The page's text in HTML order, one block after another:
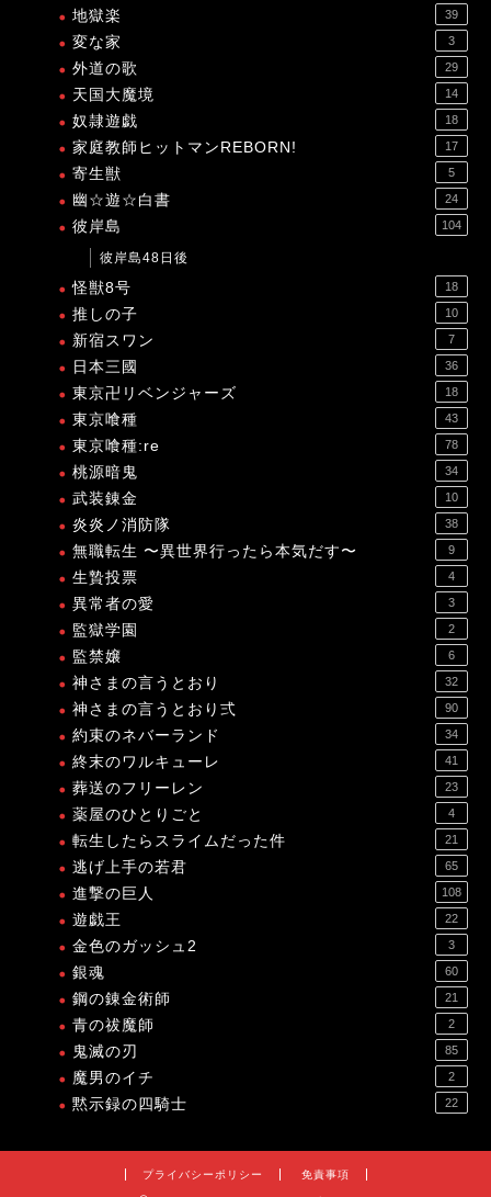
地獄楽 39
変な家 3
外道の歌 29
天国大魔境 14
奴隷遊戯 18
家庭教師ヒットマンREBORN! 17
寄生獣 5
幽☆遊☆白書 24
彼岸島 104
彼岸島48日後
怪獣8号 18
推しの子 10
新宿スワン 7
日本三國 36
東京卍リベンジャーズ 18
東京喰種 43
東京喰種:re 78
桃源暗鬼 34
武装錬金 10
炎炎ノ消防隊 38
無職転生 〜異世界行ったら本気だす〜 9
生贄投票 4
異常者の愛 3
監獄学園 2
監禁嬢 6
神さまの言うとおり 32
神さまの言うとおり弍 90
約束のネバーランド 34
終末のワルキューレ 41
葬送のフリーレン 23
薬屋のひとりごと 4
転生したらスライムだった件 21
逃げ上手の若君 65
進撃の巨人 108
遊戯王 22
金色のガッシュ2 3
銀魂 60
鋼の錬金術師 21
青の祓魔師 2
鬼滅の刃 85
魔男のイチ 2
黙示録の四騎士 22
プライバシーポリシー 免責事項